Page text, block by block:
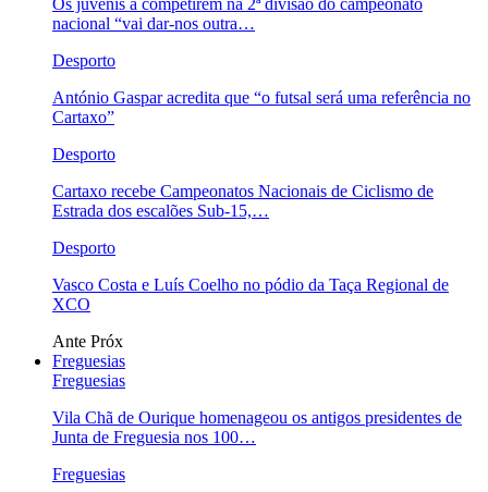
Os juvenis a competirem na 2ª divisão do campeonato
nacional “vai dar-nos outra…
Desporto
António Gaspar acredita que “o futsal será uma referência no
Cartaxo”
Desporto
Cartaxo recebe Campeonatos Nacionais de Ciclismo de
Estrada dos escalões Sub-15,…
Desporto
Vasco Costa e Luís Coelho no pódio da Taça Regional de
XCO
Ante Próx
Freguesias
Freguesias
Vila Chã de Ourique homenageou os antigos presidentes de
Junta de Freguesia nos 100…
Freguesias